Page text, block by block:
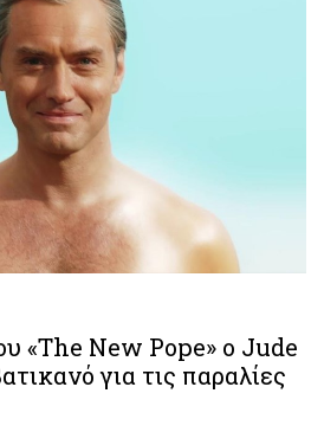
«The New Pope» ο Jude
για τις παραλίες